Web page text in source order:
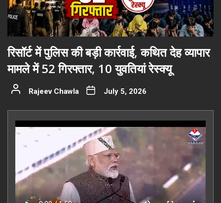
रिसॉर्ट में पुलिस की बड़ी कार्रवाई, कथित देह व्यापार
मामले में 52 गिरफ्तार, 10 युवतियां रेस्क्यू
Rajeev Chawla July 5, 2026